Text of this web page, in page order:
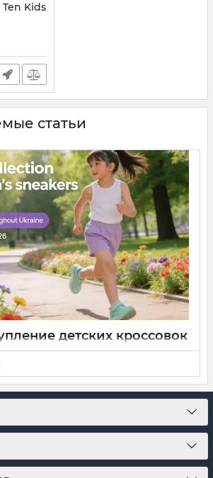
Kids
статьи
детских кроссовок
2026 в Shop-